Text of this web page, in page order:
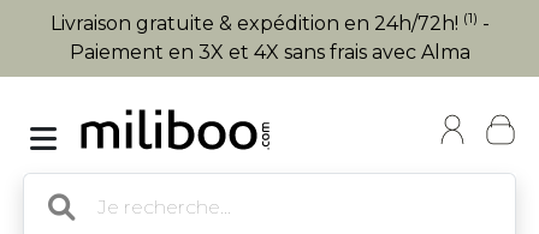
Livraison gratuite & expédition en 24h/72h! (1) -
Paiement en 3X et 4X sans frais avec Alma